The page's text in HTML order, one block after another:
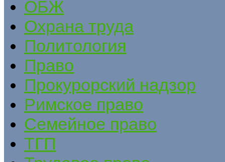
ОБЖ
Охрана труда
Политология
Право
Прокурорский надзор
Римское право
Семейное право
ТГП